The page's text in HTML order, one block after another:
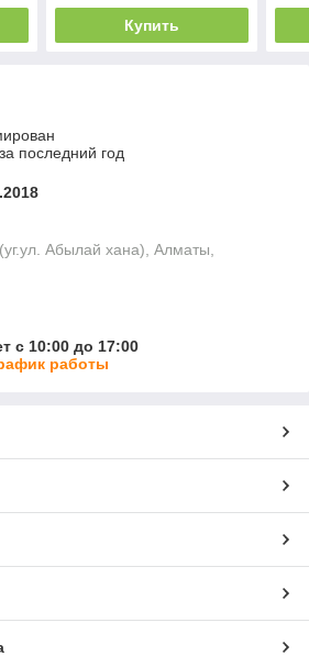
Купить
последний год
Абылай хана), Алматы,
с 10:00 до 17:00
работы